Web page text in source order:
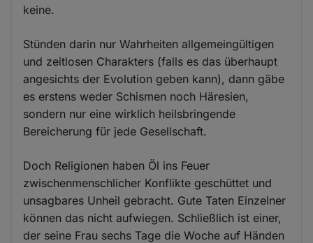
keine.
Stünden darin nur Wahrheiten allgemeingültigen
und zeitlosen Charakters (falls es das überhaupt
angesichts der Evolution geben kann), dann gäbe
es erstens weder Schismen noch Häresien,
sondern nur eine wirklich heilsbringende
Bereicherung für jede Gesellschaft.
Doch Religionen haben Öl ins Feuer
zwischenmenschlicher Konflikte geschüttet und
unsagbares Unheil gebracht. Gute Taten Einzelner
können das nicht aufwiegen. Schließlich ist einer,
der seine Frau sechs Tage die Woche auf Händen